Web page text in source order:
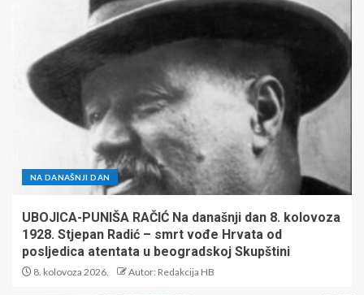
NA DANAŠNJI DAN
UBOJICA-PUNIŠA RAČIĆ Na današnji dan 8. kolovoza
1928. Stjepan Radić – smrt vođe Hrvata od
posljedica atentata u beogradskoj Skupštini
8. kolovoza 2026. Autor: Redakcija HB